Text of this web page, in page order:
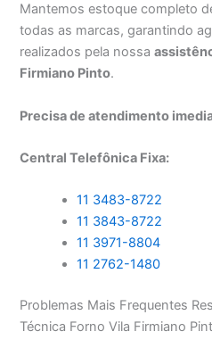
Mantemos estoque completo
todas as marcas, garantindo
realizados pela nossa
Firmiano Pinto.
Precisa de atendimento
Central Telefônica Fixa:
11 3483-8722
11 3843-8722
11 3971-8804
11 2762-1480
Problemas Mais Frequentes
Técnica Forno Vila Firmiano